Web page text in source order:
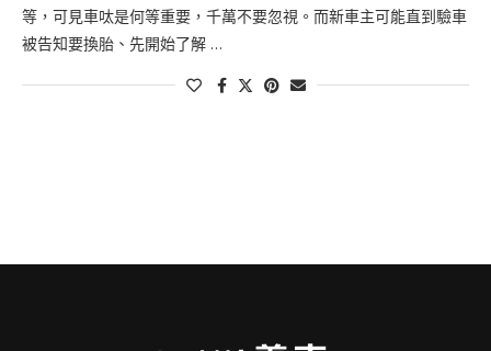
等，可見車呔是何等重要，千萬不要忽視。而新車主可能直到驗車
被告知要換胎、先開始了解 …